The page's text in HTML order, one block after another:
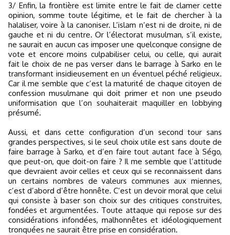
3/ Enfin, la frontière est limite entre le fait de clamer cette
opinion, somme toute légitime, et le fait de chercher à la
halaliser, voire à la canoniser. L’islam n’est ni de droite, ni de
gauche et ni du centre. Or l’électorat musulman, s’il existe,
ne saurait en aucun cas imposer une quelconque consigne de
vote et encore moins culpabiliser celui, ou celle, qui aurait
fait le choix de ne pas verser dans le barrage à Sarko en le
transformant insidieusement en un éventuel péché religieux.
Car il me semble que c’est la maturité de chaque citoyen de
confession musulmane qui doit primer et non une pseudo
uniformisation que l’on souhaiterait maquiller en lobbying
présumé.
Aussi, et dans cette configuration d’un second tour sans
grandes perspectives, si le seul choix utile est sans doute de
faire barrage à Sarko, et d’en faire tout autant face à Ségo,
que peut-on, que doit-on faire ? Il me semble que l’attitude
que devraient avoir celles et ceux qui se reconnaissent dans
un certains nombres de valeurs communes aux miennes,
c’est d’abord d’être honnête. C’est un devoir moral que celui
qui consiste à baser son choix sur des critiques construites,
fondées et argumentées. Toute attaque qui repose sur des
considérations infondées, malhonnêtes et idéologiquement
tronquées ne saurait être prise en considération.